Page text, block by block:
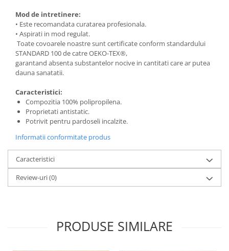
Mod de intretinere:
• Este recomandata curatarea profesionala.
• Aspirati in mod regulat.
Toate covoarele noastre sunt certificate conform standardului
STANDARD 100 de catre OEKO-TEX®,
garantand absenta substantelor nocive in cantitati care ar putea
dauna sanatatii.
Caracteristici:
Compozitia 100% polipropilena.
Proprietati antistatic.
Potrivit pentru pardoseli incalzite.
Informatii conformitate produs
Caracteristici
Review-uri(0)
PRODUSE SIMILARE